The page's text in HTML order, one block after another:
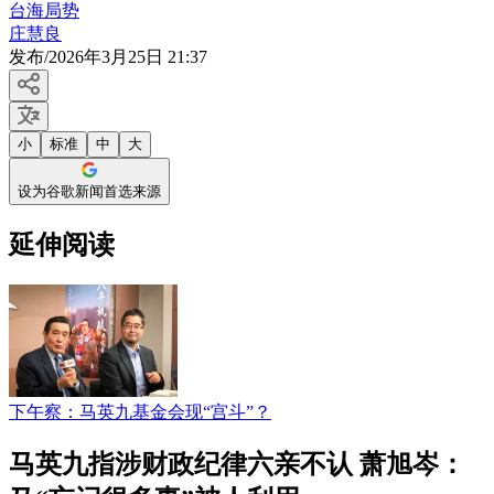
台海局势
庄慧良
发布/2026年3月25日 21:37
小 标准 中 大
设为谷歌新闻首选来源
延伸阅读
下午察：马英九基金会现“宫斗”？
马英九指涉财政纪律六亲不认 萧旭岑：